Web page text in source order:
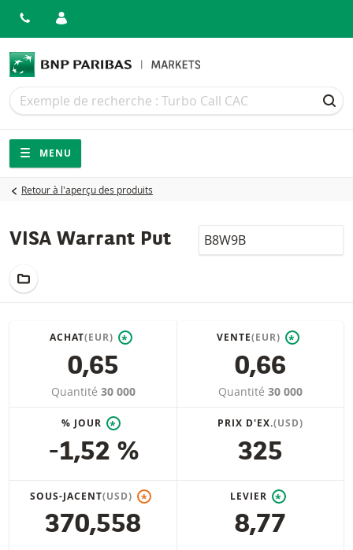
Recherche
Recherche
Navigation
Navigation sur le site
MENU
Retour à l'aperçu des produits
VISA Warrant Put LocalCode
ACHAT(EUR) *
0,65
Quantité 30 000
VENTE(EUR) *
0,66
Quantité 30 000
% JOUR *
-1,52 %
PRIX D'EX.(USD)
325
SOUS-JACENT(USD) *
370,558
LEVIER *
8,77